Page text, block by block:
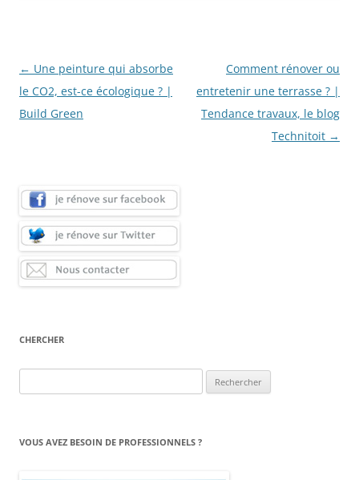
Navigation
des
articles
← Une peinture qui absorbe
le CO2, est-ce écologique ? |
Build Green
Comment rénover ou
entretenir une terrasse ? |
Tendance travaux, le blog
Technitoit →
CHERCHER
VOUS AVEZ BESOIN DE PROFESSIONNELS ?